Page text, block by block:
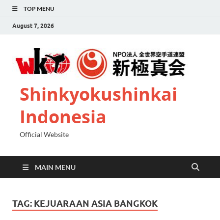
TOP MENU
August 7, 2026
Shinkyokushinkai
Indonesia
Official Website
MAIN MENU
TAG: KEJUARAAN ASIA BANGKOK